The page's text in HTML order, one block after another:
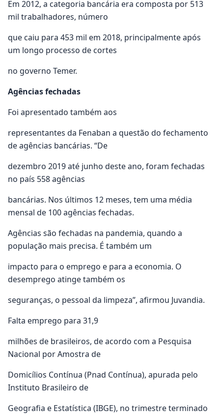
Em 2012, a categoria bancária era composta por 513
mil trabalhadores, número
que caiu para 453 mil em 2018, principalmente após
um longo processo de cortes
no governo Temer.
Agências fechadas
Foi apresentado também aos
representantes da Fenaban a questão do fechamento
de agências bancárias. “De
dezembro 2019 até junho deste ano, foram fechadas
no país 558 agências
bancárias. Nos últimos 12 meses, tem uma média
mensal de 100 agências fechadas.
Agências são fechadas na pandemia, quando a
população mais precisa. É também um
impacto para o emprego e para a economia. O
desemprego atinge também os
seguranças, o pessoal da limpeza”, afirmou Juvandia.
Falta emprego para 31,9
milhões de brasileiros, de acordo com a Pesquisa
Nacional por Amostra de
Domicílios Contínua (Pnad Contínua), apurada pelo
Instituto Brasileiro de
Geografia e Estatística (IBGE), no trimestre terminado